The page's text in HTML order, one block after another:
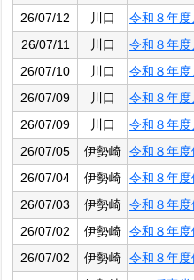
26/07/12
川口
令和８年
26/07/11
川口
令和８年
26/07/10
川口
令和８年
26/07/09
川口
令和８年
26/07/09
川口
令和８年
26/07/05
伊勢崎 令和８年
26/07/04
伊勢崎 令和８年
26/07/03
伊勢崎 令和８年
26/07/02
伊勢崎 令和８年
26/07/02
伊勢崎 令和８年